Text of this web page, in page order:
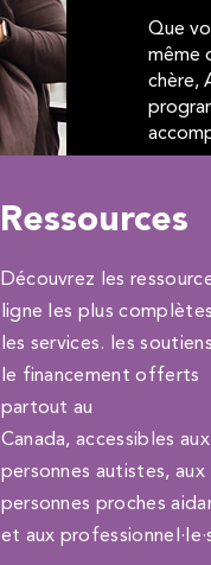
Que
même
chère,
Ressources
Découvrez les
ligne les plus
les services. les
le financement offerts
partout au
Canada, accessibles aux
personnes autistes, aux
personnes proches
et aux